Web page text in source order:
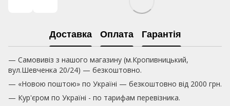
Доставка Оплата Гарантія
— Самовивіз з нашого магазину (м.Кропивницький,
вул.Шевченка 20/24) — безкоштовно.
— «Новою поштою» по Україні — безкоштовно від 2000 грн.
— Кур'єром по Україні - по тарифам перевізника.